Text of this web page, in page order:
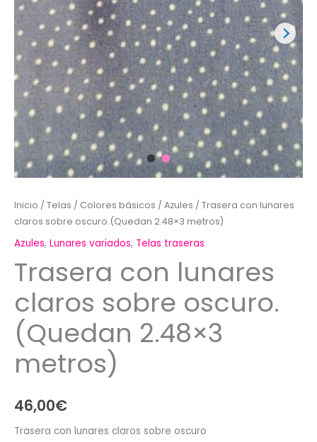
Inicio / Telas / Colores básicos / Azules / Trasera con lunares
claros sobre oscuro.(Quedan 2.48×3 metros)
Azules, Lunares variados, Telas traseras
Trasera con lunares
claros sobre oscuro.
(Quedan 2.48×3
metros)
46,00€
Trasera con lunares claros sobre oscuro